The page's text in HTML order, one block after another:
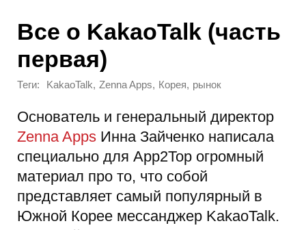
Все о KakaoTalk (часть
первая)
Теги: KakaoTalk, Zenna Apps, Корея, рынок
Основатель и генеральный директор
Zenna Apps Инна Зайченко написала
специально для App2Top огромный
материал про то, что собой
представляет самый популярный в
Южной Корее мессанджер KakaoTalk.